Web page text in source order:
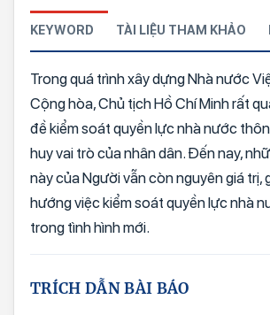
KEYWORD TÀI LIỆU THAM KHẢO
Trong quá trình xây dựng Nhà nước
Cộng hòa, Chủ tịch Hồ Chí Minh rất
đề kiểm soát quyền lực nhà nước
huy vai trò của nhân dân. Đến nay,
này của Người vẫn còn nguyên giá trị,
hướng việc kiểm soát quyền lực nhà
trong tình hình mới.
TRÍCH DẪN BÀI BÁO